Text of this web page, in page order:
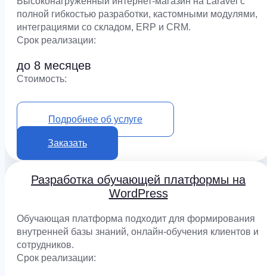
полной гибкостью разработки, кастомными модулями,
интеграциями со складом, ERP и CRM.
Срок реализации:
до 8 месяцев
Cтоимость:
от 2 500 000 ₽
Подробнее об услуге
Заказать
Разработка обучающей платформы на
WordPress
Обучающая платформа подходит для формирования
внутренней базы знаний, онлайн-обучения клиентов и
сотрудников.
Срок реализации: